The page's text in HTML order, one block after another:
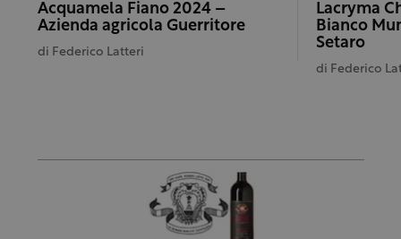
Acquamela Fiano 2024 –
Azienda agricola Guerritore
di Federico Latteri
Lacryma
Bianco
Setaro
di Federico